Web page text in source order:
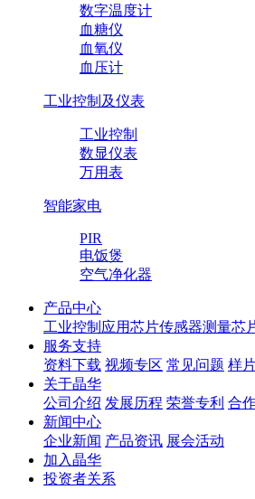
数字温度计
血糖仪
血氧仪
血压计
工业控制及仪表
工业控制
数显仪表
万用表
智能家电
PIR
电饭煲
空气净化器
产品中心
工业控制应用芯片传感器测量芯
服务支持
资料下载 视频专区 常见问题 样
关于晶华
公司介绍 发展历程 荣誉专利 合
新闻中心
企业新闻 产品资讯 展会活动
加入晶华
投资者关系